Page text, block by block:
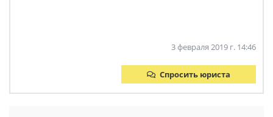
3 февраля 2019 г. 14:46
Спросить юриста